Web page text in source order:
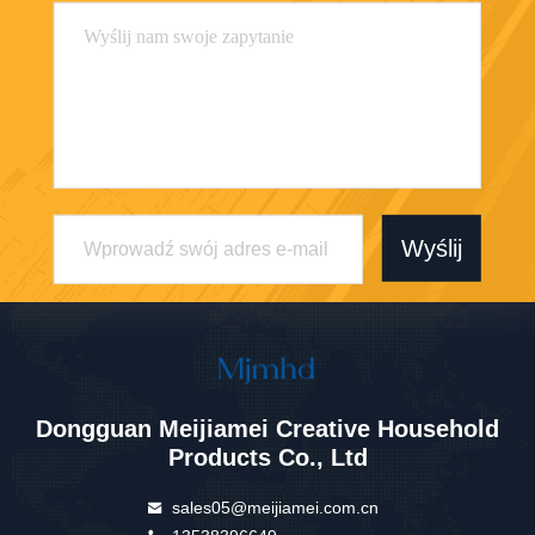
Wyślij
Dongguan Meijiamei Creative Household
Products Co., Ltd
sales05@meijiamei.com.cn